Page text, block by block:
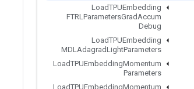
LoadTPUEmbedding
FTRLParametersGradAccum
Debug
LoadTPUEmbedding
MDLAdagradLightParameters
LoadTPUEmbeddingMomentum
Parameters
LoadTPUEmbeddingMomentum